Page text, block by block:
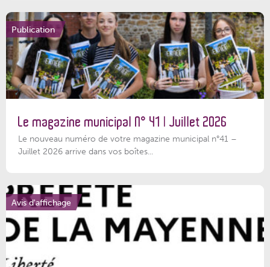
Publication
Le magazine municipal N° 41 | Juillet 2026
Le nouveau numéro de votre magazine municipal n°41 –
Juillet 2026 arrive dans vos boîtes...
Avis d'affichage